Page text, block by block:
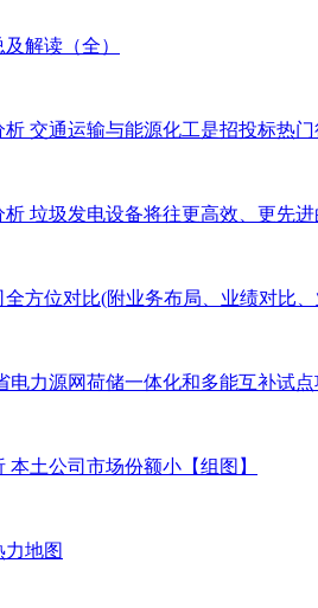
解读（全）
交通运输与能源化工是招投标热门
垃圾发电设备将往更高效、更先进
全方位对比(附业务布局、业绩对比
力源网荷储一体化和多能互补试点
土公司市场份额小【组图】
力地图